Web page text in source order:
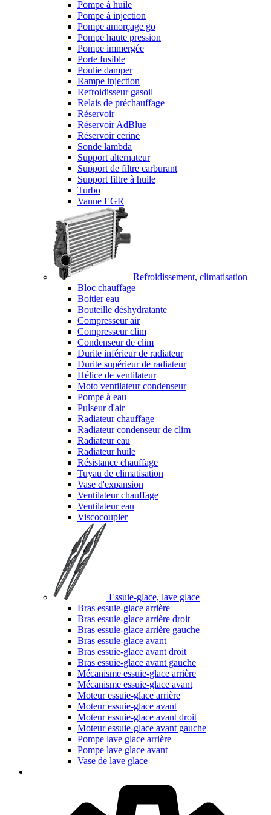
Pompe à huile
Pompe à injection
Pompe amorçage go
Pompe haute pression
Pompe immergée
Porte fusible
Poulie damper
Rampe injection
Refroidisseur gasoil
Relais de préchauffage
Réservoir
Réservoir AdBlue
Réservoir cerine
Sonde lambda
Support alternateur
Support de filtre carburant
Support filtre à huile
Turbo
Vanne EGR
Refroidissement, climatisation
Bloc chauffage
Boitier eau
Bouteille déshydratante
Compresseur air
Compresseur clim
Condenseur de clim
Durite inférieur de radiateur
Durite supérieur de radiateur
Hélice de ventilateur
Moto ventilateur condenseur
Pompe à eau
Pulseur d'air
Radiateur chauffage
Radiateur condenseur de clim
Radiateur eau
Radiateur huile
Résistance chauffage
Tuyau de climatisation
Vase d'expansion
Ventilateur chauffage
Ventilateur eau
Viscocoupler
Essuie-glace, lave glace
Bras essuie-glace arrière
Bras essuie-glace arrière droit
Bras essuie-glace arrière gauche
Bras essuie-glace avant
Bras essuie-glace avant droit
Bras essuie-glace avant gauche
Mécanisme essuie-glace arrière
Mécanisme essuie-glace avant
Moteur essuie-glace arrière
Moteur essuie-glace avant
Moteur essuie-glace avant droit
Moteur essuie-glace avant gauche
Pompe lave glace arrière
Pompe lave glace avant
Vase de lave glace